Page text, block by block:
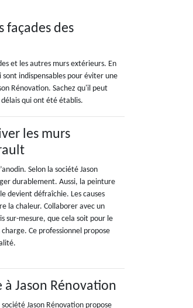
façades des
et les autres murs extérieurs. En
indispensables pour éviter une
Rénovation. Sachez qu'il peut
qui ont été établis.
les murs
Selon la société Jason
durablement. Aussi, la peinture
devient défraîchie. Les causes
la chaleur. Collaborer avec un
sur-mesure, que cela soit pour le
Ce professionnel propose
Jason Rénovation
Jason Rénovation propose